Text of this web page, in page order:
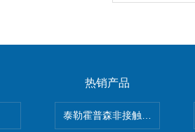
热销产品
泰勒霍普森非接触式轮廓仪